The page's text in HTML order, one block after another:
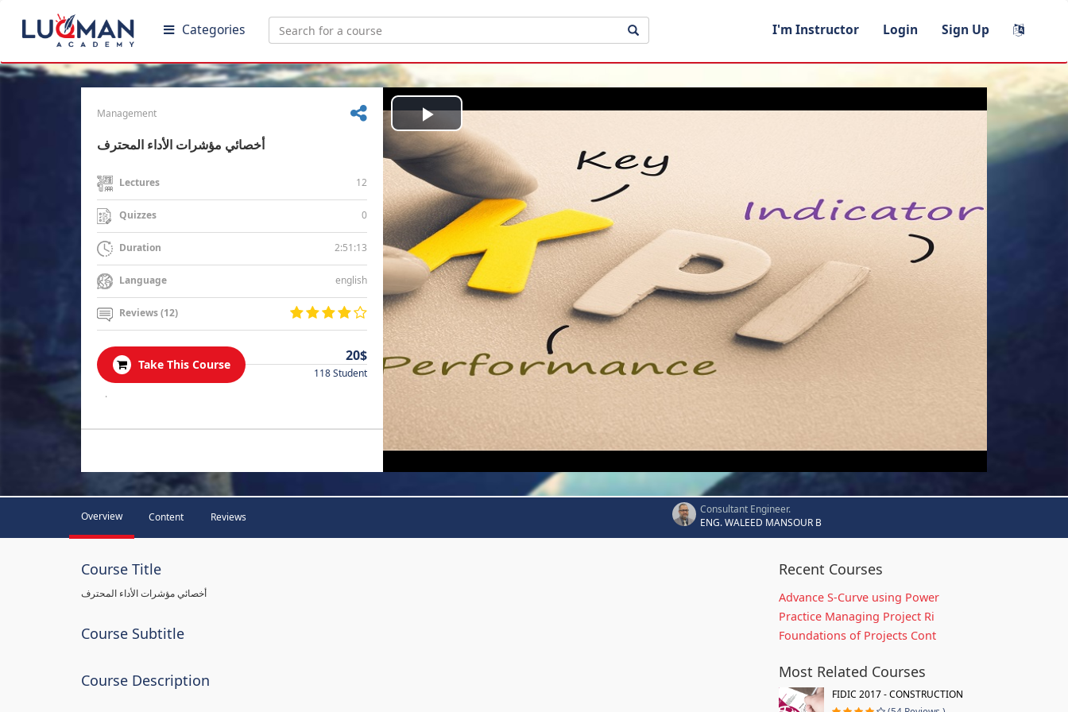
Categories I'm Instructor Login Sign Up
Management
أخصائي مؤشرات الأداء المحترف
Lectures 12
Quizzes 0
Duration 2:51:13
Language english
Reviews (12)
Take This Course
20$
118 Student
.
Play
Video
Overview Content Reviews
Consultant Engineer.
ENG. WALEED MANSOUR B
Course Title
أخصائي مؤشرات الأداء المحترف
Course Subtitle
Course Description
Recent Courses
Advance S-Curve using Power
Practice Managing Project Ri
Foundations of Projects Cont
Most Related Courses
FIDIC 2017 - CONSTRUCTION